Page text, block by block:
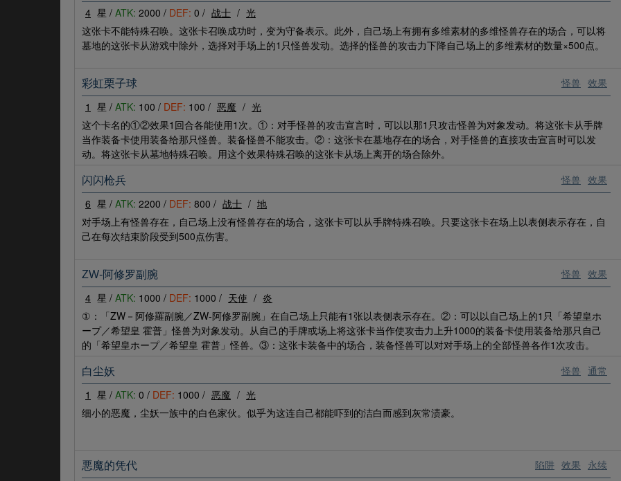
4 星 / ATK: 2000 / DEF: 0 / 战士 / 光
这张卡不能特殊召唤。这张卡召唤成功时，变为守备表示。此外，自己场上有拥有多维素材的多维怪兽存在的场合，可以将
墓地的这张卡从游戏中除外，选择对手场上的1只怪兽发动。选择的怪兽的攻击力下降自己场上的多维素材的数量×500点。
怪兽 效果
彩虹栗子球
1 星 / ATK: 100 / DEF: 100 / 恶魔 / 光
这个卡名的①②效果1回合各能使用1次。①：对手怪兽的攻击宣言时，可以以那1只攻击怪兽为对象发动。将这张卡从手牌
当作装备卡使用装备给那只怪兽。装备怪兽不能攻击。②：这张卡在墓地存在的场合，对手怪兽的直接攻击宣言时可以发
动。将这张卡从墓地特殊召唤。用这个效果特殊召唤的这张卡从场上离开的场合除外。
怪兽 效果
闪闪枪兵
6 星 / ATK: 2200 / DEF: 800 / 战士 / 地
对手场上有怪兽存在，自己场上没有怪兽存在的场合，这张卡可以从手牌特殊召唤。只要这张卡在场上以表侧表示存在，自
己在每次结束阶段受到500点伤害。
怪兽 效果
ZW-阿修罗副腕
4 星 / ATK: 1000 / DEF: 1000 / 天使 / 炎
①：「ZW－阿修羅副腕／ZW-阿修罗副腕」在自己场上只能有1张以表侧表示存在。②：可以以自己场上的1只「希望皇ホ
ープ／希望皇 霍普」怪兽为对象发动。从自己的手牌或场上将这张卡当作使攻击力上升1000的装备卡使用装备给那只自己
的「希望皇ホープ／希望皇 霍普」怪兽。③：这张卡装备中的场合，装备怪兽可以对对手场上的全部怪兽各作1次攻击。
怪兽 通常
白尘妖
1 星 / ATK: 0 / DEF: 1000 / 恶魔 / 光
细小的恶魔，尘妖一族中的白色家伙。似乎为这连自己都能吓到的洁白而感到灰常渍豪。
陷阱 效果 永续
悪魔的凭代